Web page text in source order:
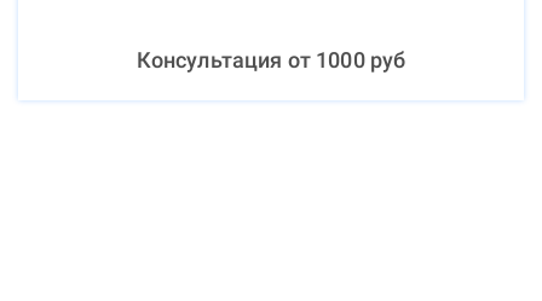
Консультация от 1000руб